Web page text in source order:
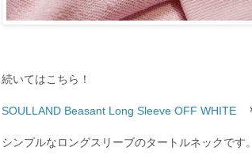
続いてはこちら！
SOULLAND Beasant Long Sleeve OFF WHITE
シンプルなロングスリーブのタートルネックです。